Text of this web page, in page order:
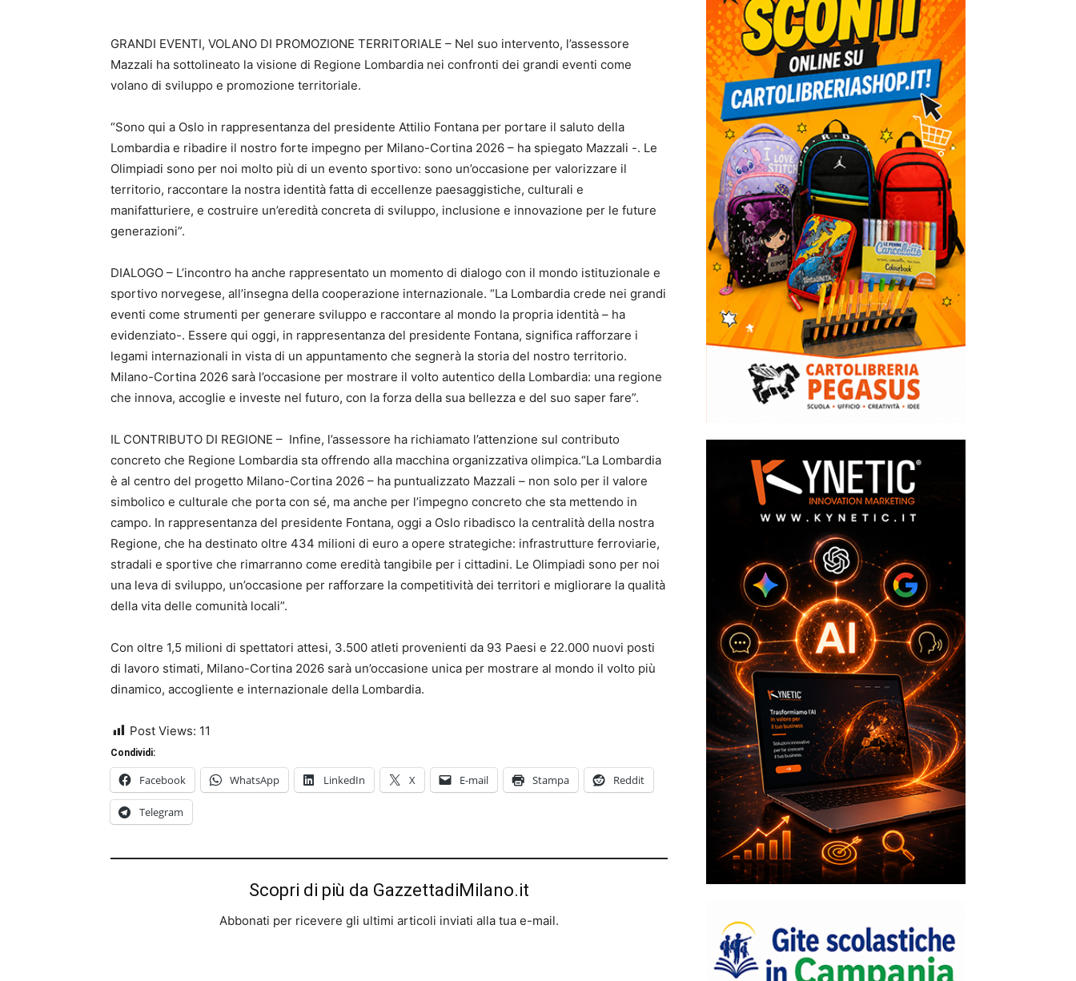
GRANDI EVENTI, VOLANO DI PROMOZIONE TERRITORIALE – Nel suo intervento, l’assessore
Mazzali ha sottolineato la visione di Regione Lombardia nei confronti dei grandi eventi come
volano di sviluppo e promozione territoriale.
“Sono qui a Oslo in rappresentanza del presidente Attilio Fontana per portare il saluto della
Lombardia e ribadire il nostro forte impegno per Milano-Cortina 2026 – ha spiegato Mazzali -. Le
Olimpiadi sono per noi molto più di un evento sportivo: sono un’occasione per valorizzare il
territorio, raccontare la nostra identità fatta di eccellenze paesaggistiche, culturali e
manifatturiere, e costruire un’eredità concreta di sviluppo, inclusione e innovazione per le future
generazioni”.
DIALOGO – L’incontro ha anche rappresentato un momento di dialogo con il mondo istituzionale e
sportivo norvegese, all’insegna della cooperazione internazionale. “La Lombardia crede nei grandi
eventi come strumenti per generare sviluppo e raccontare al mondo la propria identità – ha
evidenziato-. Essere qui oggi, in rappresentanza del presidente Fontana, significa rafforzare i
legami internazionali in vista di un appuntamento che segnerà la storia del nostro territorio.
Milano-Cortina 2026 sarà l’occasione per mostrare il volto autentico della Lombardia: una regione
che innova, accoglie e investe nel futuro, con la forza della sua bellezza e del suo saper fare”.
IL CONTRIBUTO DI REGIONE – Infine, l’assessore ha richiamato l’attenzione sul contributo
concreto che Regione Lombardia sta offrendo alla macchina organizzativa olimpica.“La Lombardia
è al centro del progetto Milano-Cortina 2026 – ha puntualizzato Mazzali – non solo per il valore
simbolico e culturale che porta con sé, ma anche per l’impegno concreto che sta mettendo in
campo. In rappresentanza del presidente Fontana, oggi a Oslo ribadisco la centralità della nostra
Regione, che ha destinato oltre 434 milioni di euro a opere strategiche: infrastrutture ferroviarie,
stradali e sportive che rimarranno come eredità tangibile per i cittadini. Le Olimpiadi sono per noi
una leva di sviluppo, un’occasione per rafforzare la competitività dei territori e migliorare la qualità
della vita delle comunità locali”.
Con oltre 1,5 milioni di spettatori attesi, 3.500 atleti provenienti da 93 Paesi e 22.000 nuovi posti
di lavoro stimati, Milano-Cortina 2026 sarà un’occasione unica per mostrare al mondo il volto più
dinamico, accogliente e internazionale della Lombardia.
Post Views: 11
Condividi:
Facebook WhatsApp LinkedIn X E-mail Stampa Reddit
Telegram
Scopri di più da GazzettadiMilano.it
Abbonati per ricevere gli ultimi articoli inviati alla tua e-mail.